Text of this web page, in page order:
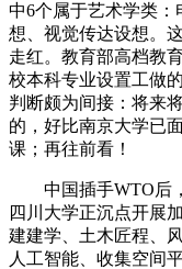
中6个属于艺术学类
想、视觉传达设想。
走红。教育部高档教
校本科专业设置工做
判断颇为间接：将来
的，好比南京大学已
课；再往前看！
中国插手WTO后，
四川大学正沉点开展
建建学、土木匠程、
人工智能、收集空间